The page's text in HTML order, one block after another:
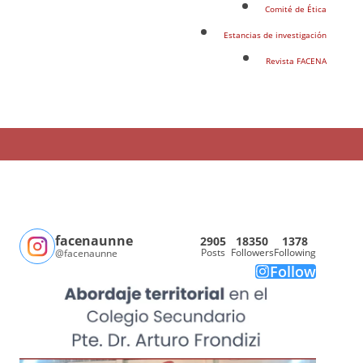
Comité de Ética
Estancias de investigación
Revista FACENA
facenaunne
@facenaunne
2905
Posts
18350
Followers
1378
Following
Follow